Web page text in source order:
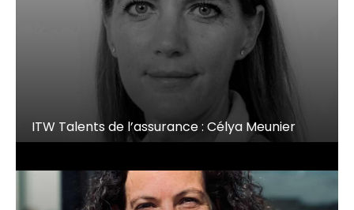
ITW Talents de l’assurance : Célya Meunier